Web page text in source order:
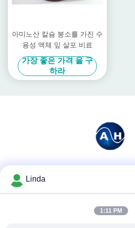
아미노산 칼슘 붕소를 가진 수
용성 액체 잎 살포 비료
가장 좋은 가격 을 구
하라
Linda
1:11 PM